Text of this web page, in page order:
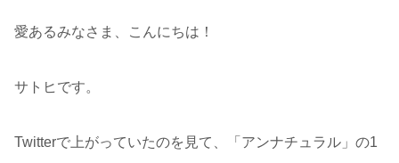
愛あるみなさま、こんにちは！
サトヒです。
Twitterで上がっていたのを見て、「アンナチュラル」の1